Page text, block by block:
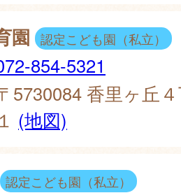
園 認定こども園（私立）
854-5321
5730084 香里ヶ丘
１ (地図)
認定こども園（私立）